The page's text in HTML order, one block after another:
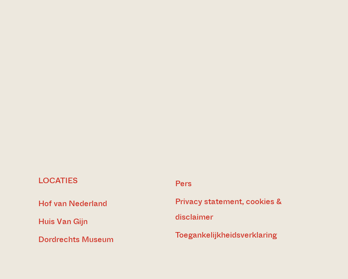
LOCATIES
Hof van Nederland
Huis Van Gijn
Dordrechts Museum
Pers
Privacy statement, cookies &
disclaimer
Toegankelijkheidsverklaring